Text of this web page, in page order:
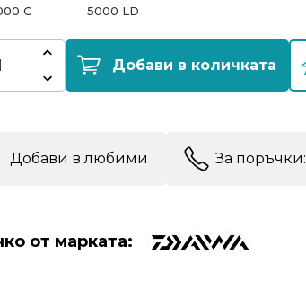
C 5000 LD
Добави в количката
Добави в любими За поръчки:
от марката: